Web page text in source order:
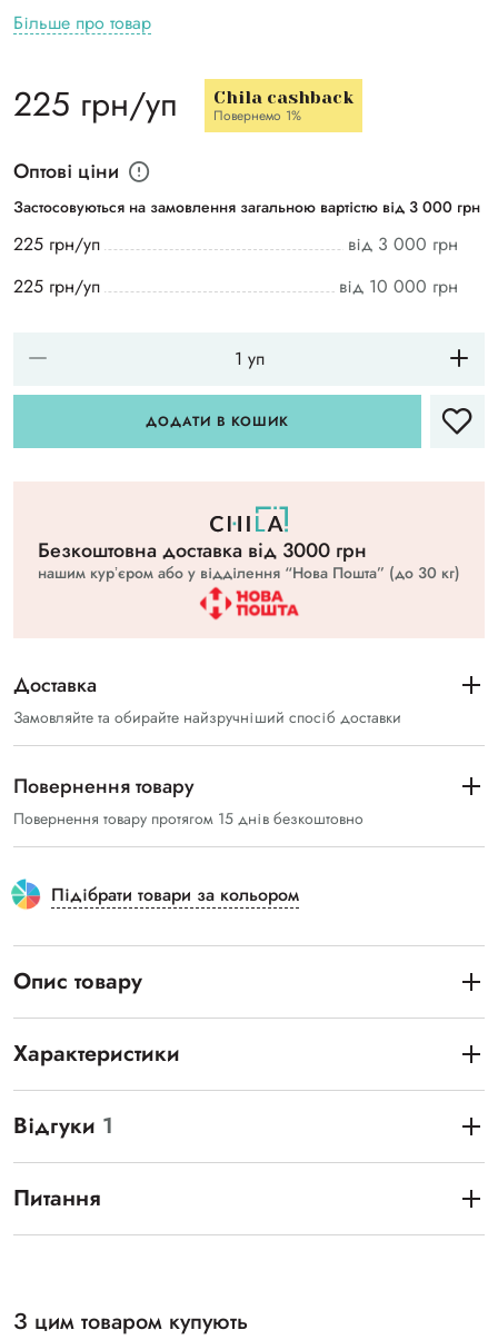
Більше про товар
225 грн/уп Chila cashback
Повернемо 1%
Оптові ціни
Застосовуються на замовлення загальною вартістю від 3 000 грн
225 грн/уп
від 3 000 грн
225 грн/уп
від 10 000 грн
ДОДАТИ В КОШИК
Безкоштовна доставка вiд 3000 грн
нашим курʼєром або у відділення “Нова Пошта” (до 30 кг)
Доставка
Замовляйте та обирайте найзручніший спосіб доставки
Повернення товару
Повернення товару протягом 15 днів безкоштовно
Підібрати товари за кольором
Опис товару
Характеристики
Відгуки 1
Питання
З цим товаром купують